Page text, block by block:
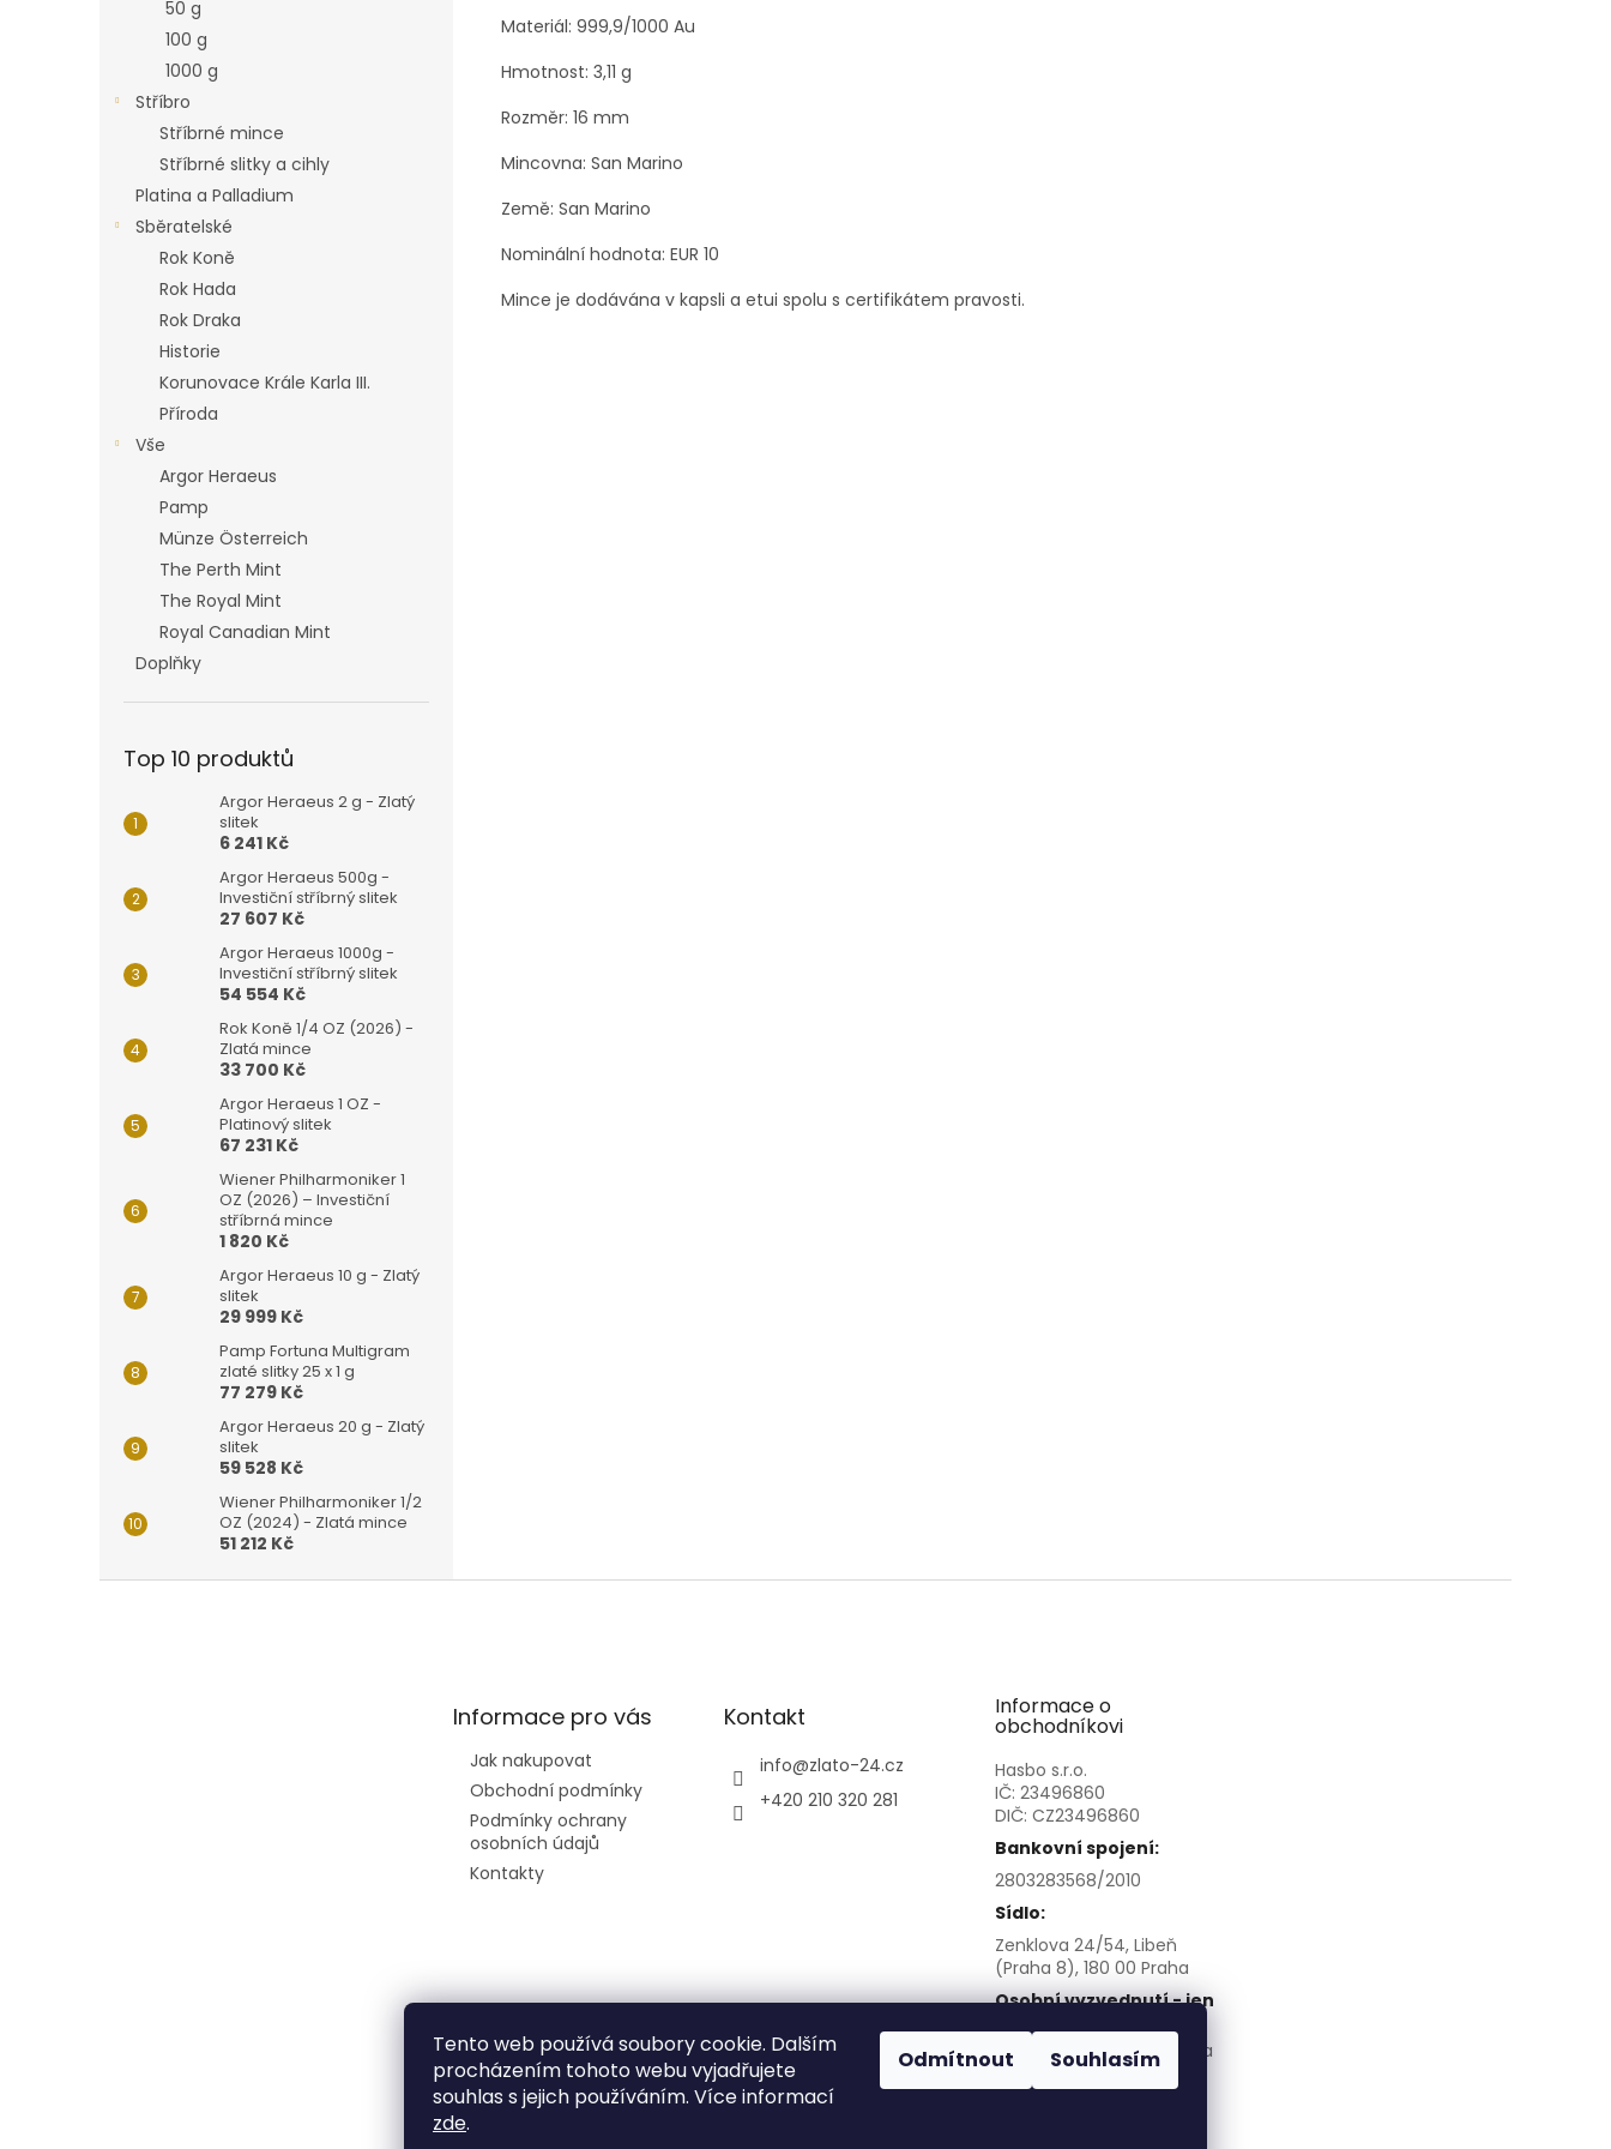
Tento web používá soubory cookie. Dalším
procházením tohoto webu vyjadřujete
souhlas s jejich používáním. Více informací
zde.
Odmítnout Souhlasím
50 g
100 g
1000 g
Stříbro
Stříbrné mince
Stříbrné slitky a cihly
Platina a Palladium
Sběratelské
Rok Koně
Rok Hada
Rok Draka
Historie
Korunovace Krále Karla III.
Příroda
Vše
Argor Heraeus
Pamp
Münze Österreich
The Perth Mint
The Royal Mint
Royal Canadian Mint
Doplňky
Top 10 produktů
Argor Heraeus 2 g - Zlatý
slitek
6 241 Kč
Argor Heraeus 500g -
Investiční stříbrný slitek
27 607 Kč
Argor Heraeus 1000g -
Investiční stříbrný slitek
54 554 Kč
Rok Koně 1/4 OZ (2026) -
Zlatá mince
33 700 Kč
Argor Heraeus 1 OZ -
Platinový slitek
67 231 Kč
Wiener Philharmoniker 1
OZ (2026) – Investiční
stříbrná mince
1 820 Kč
Argor Heraeus 10 g - Zlatý
slitek
29 999 Kč
Pamp Fortuna Multigram
zlaté slitky 25 x 1 g
77 279 Kč
Argor Heraeus 20 g - Zlatý
slitek
59 528 Kč
Wiener Philharmoniker 1/2
OZ (2024) - Zlatá mince
51 212 Kč
Materiál: 999,9/1000 Au
Hmotnost: 3,11 g
Rozměr: 16 mm
Mincovna: San Marino
Země: San Marino
Nominální hodnota: EUR 10
Mince je dodávána v kapsli a etui spolu s certifikátem pravosti.
Informace pro vás
Jak nakupovat
Obchodní podmínky
Podmínky ochrany
osobních údajů
Kontakty
Kontakt
info@zlato-24.cz
+420 210 320 281
Informace o
obchodníkovi
Hasbo s.r.o.
IČ: 23496860
DIČ: CZ23496860
Bankovní spojení:
2803283568/2010
Sídlo:
Zenklova 24/54, Libeň
(Praha 8), 180 00 Praha
Osobní vyzvednutí - jen
Sokolovská 266/145, Praha
8